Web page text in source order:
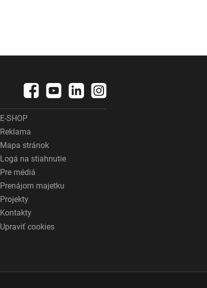
E-SHOP
Reklama
Mapa stránok
Logá na stiahnutie
Pre médiá
Prenájom majetku
Projekty
Kontakty
Upraviť cookies